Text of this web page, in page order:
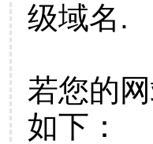
级域名.
若您的
如下：